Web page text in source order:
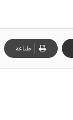
طباعة